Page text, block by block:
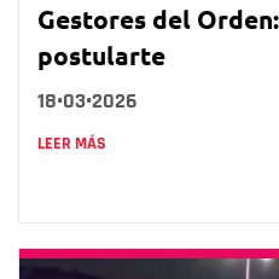
Gestores del
postularte
18•03•2026
LEER MÁS